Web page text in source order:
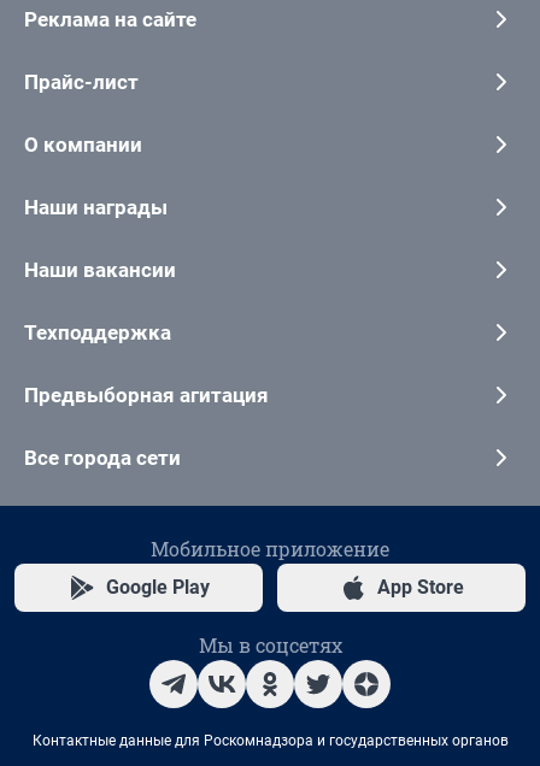
Реклама на сайте
Прайс-лист
О компании
Наши награды
Наши вакансии
Техподдержка
Предвыборная агитация
Все города сети
Мобильное приложение
Google Play App Store
Мы в соцсетях
Контактные данные для Роскомнадзора и государственных органов